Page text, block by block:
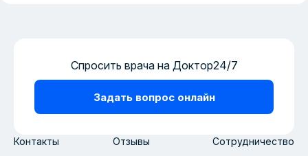
Контакты Отзывы Сотрудничество
Спросить врача на Доктор24/7
Задать вопрос онлайн